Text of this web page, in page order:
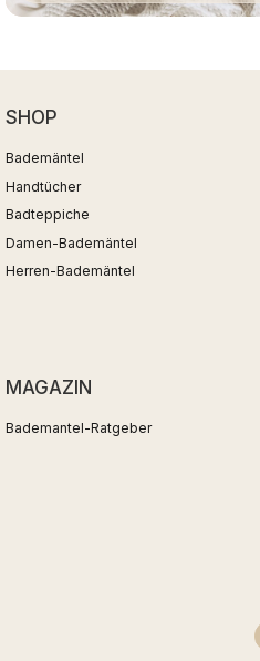
SHOP
Bademäntel
Handtücher
Badteppiche
Damen-Bademäntel
Herren-Bademäntel
MAGAZIN
Bademantel-Ratgeber